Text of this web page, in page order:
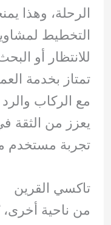
الرحلة، وهذا
التخطيط
للانتظار أو
تمتاز بخدمة
مع الركاب
يعزز من الثقة
تجربة مستخدم
تاكسي القرين
من ناحية